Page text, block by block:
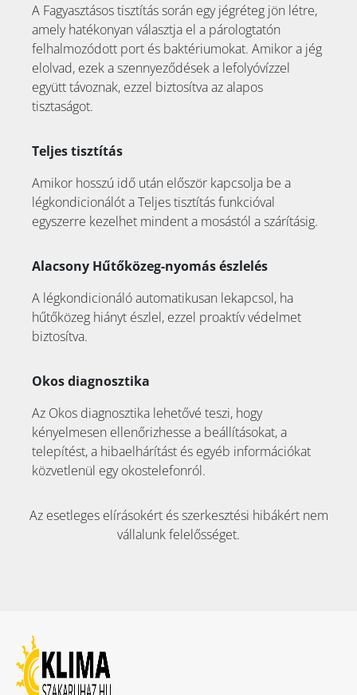
A Fagyasztásos tisztítás során egy jégréteg jön létre,
amely hatékonyan választja el a párologtatón
felhalmozódott port és baktériumokat. Amikor a jég
elolvad, ezek a szennyeződések a lefolyóvízzel
együtt távoznak, ezzel biztosítva az alapos
tisztaságot.
Teljes tisztítás
Amikor hosszú idő után először kapcsolja be a
légkondicionálót a Teljes tisztítás funkcióval
egyszerre kezelhet mindent a mosástól a szárításig.
Alacsony Hűtőközeg-nyomás észlelés
A légkondicionáló automatikusan lekapcsol, ha
hűtőközeg hiányt észlel, ezzel proaktív védelmet
biztosítva.
Okos diagnosztika
Az Okos diagnosztika lehetővé teszi, hogy
kényelmesen ellenőrizhesse a beállításokat, a
telepítést, a hibaelhárítást és egyéb információkat
közvetlenül egy okostelefonról.
Az esetleges elírásokért és szerkesztési hibákért nem
vállalunk felelősséget.